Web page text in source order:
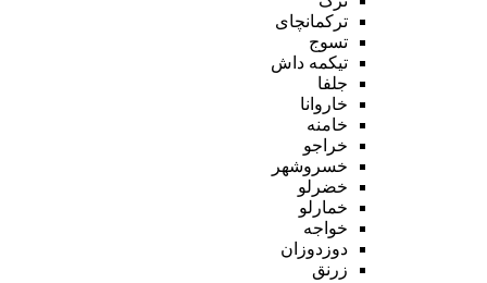
ترکمانچای
تسوج
تیکمه داش
جلفا
خاروانا
خامنه
خراجو
خسروشهر
خضرلو
خمارلو
خواجه
دوزدوزان
زرنق